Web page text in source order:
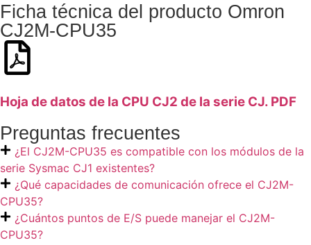
Ficha técnica del producto Omron
CJ2M-CPU35
Hoja de datos de la CPU CJ2 de la serie CJ. PDF
Preguntas frecuentes
¿El CJ2M-CPU35 es compatible con los módulos de la
serie Sysmac CJ1 existentes?
¿Qué capacidades de comunicación ofrece el CJ2M-
CPU35?
¿Cuántos puntos de E/S puede manejar el CJ2M-
CPU35?